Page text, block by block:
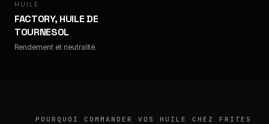
FACTORY
HUILE
FACTORY, HUILE DE
TOURNESOL
Rendement et neutralité.
POURQUOI COMMANDER VOS HUILE
CHEZ FRITES